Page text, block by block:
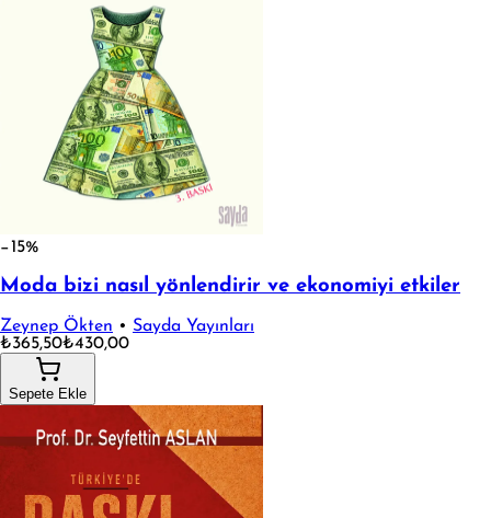
−15%
Moda bizi nasıl yönlendirir ve ekonomiyi etkiler
Zeynep Ökten • Sayda Yayınları
₺365,50₺430,00
Sepete Ekle